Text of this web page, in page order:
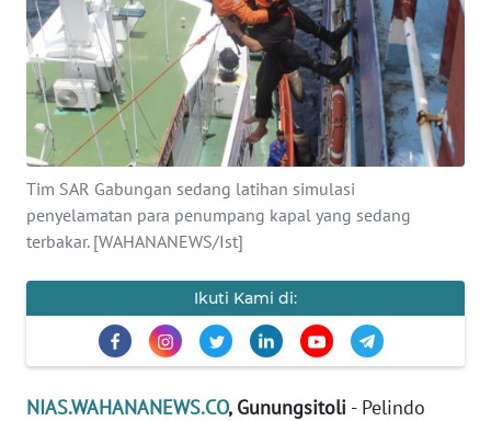
Tim SAR Gabungan sedang latihan simulasi
penyelamatan para penumpang kapal yang sedang
terbakar. [WAHANANEWS/Ist]
Ikuti Kami di:
NIAS.WAHANANEWS.CO, Gunungsitoli - Pelindo
NUSANTARA
SERBA-
SERBI
Informasi
INDEKS
BERITA
KONTAK
INFO